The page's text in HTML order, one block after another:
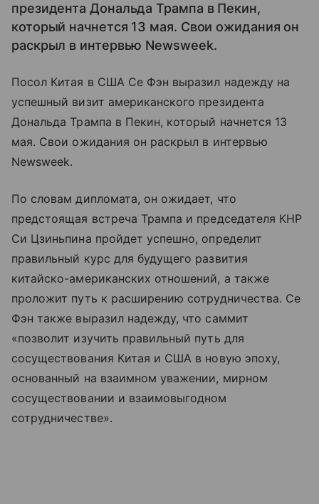
президента Дональда Трампа в Пекин,
который начнется 13 мая. Свои ожидания он
раскрыл в интервью Newsweek.
Посол Китая в США Се Фэн выразил надежду на
успешный визит американского президента
Дональда Трампа в Пекин, который начнется 13
мая. Свои ожидания он раскрыл в интервью
Newsweek.
По словам дипломата, он ожидает, что
предстоящая встреча Трампа и председателя КНР
Си Цзиньпина пройдет успешно, определит
правильный курс для будущего развития
китайско-американских отношений, а также
проложит путь к расширению сотрудничества. Се
Фэн также выразил надежду, что саммит
«позволит изучить правильный путь для
сосуществования Китая и США в новую эпоху,
основанный на взаимном уважении, мирном
сосуществовании и взаимовыгодном
сотрудничестве».